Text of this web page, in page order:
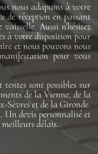
nous adaptons à votre
de réception en passant
Aussi n'hésitez
à votre disposition pour
et nous pouvons nous
pour vous
sont possibles sur
de la Vienne, de la
Sèvres et de la Gironde.
Un devis personnalisé et
meilleurs délais..